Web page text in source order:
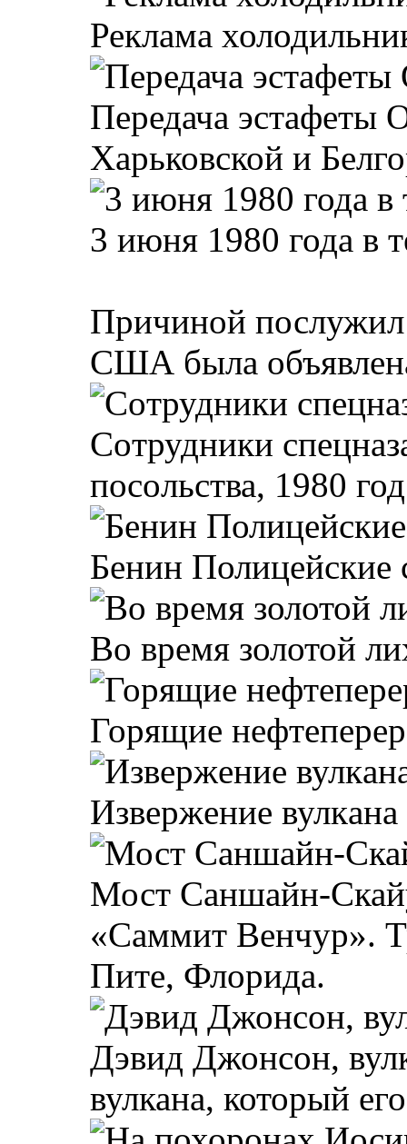
Реклама
Передача эстафеты
Харьковской и
3 июня 1980 года в
Причиной
США была
Coтрудники
пocoльства, 1980
Бенин Полицейские
Во время золотой
Горящие
Извepжeние
Мост Саншайн-
«Саммит Венчур».
Пите, Флорида.
Дэвид Джонсон,
вулкана, который